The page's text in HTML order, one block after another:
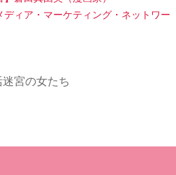
ィア・マーケティング・ネットワー